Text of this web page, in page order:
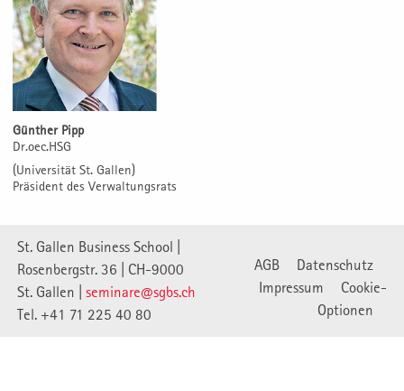
Günther Pipp
Dr.oec.HSG
(Universität St. Gallen)
Präsident des Verwaltungsrats
St. Gallen Business School |
Rosenbergstr. 36 | CH-9000
St. Gallen | seminare@sgbs.ch
Tel. +41 71 225 40 80
AGB
Datenschutz
Impressum
Cookie-
Optionen